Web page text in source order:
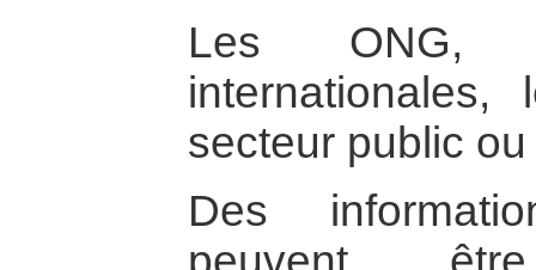
Les ONG,
internationales,
secteur public
Des